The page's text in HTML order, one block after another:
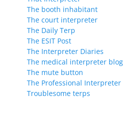
The booth inhabitant
The court interpreter
The Daily Terp
The ESIT Post
The Interpreter Diaries
The medical interpreter blog
The mute button
The Professional Interpreter
Troublesome terps